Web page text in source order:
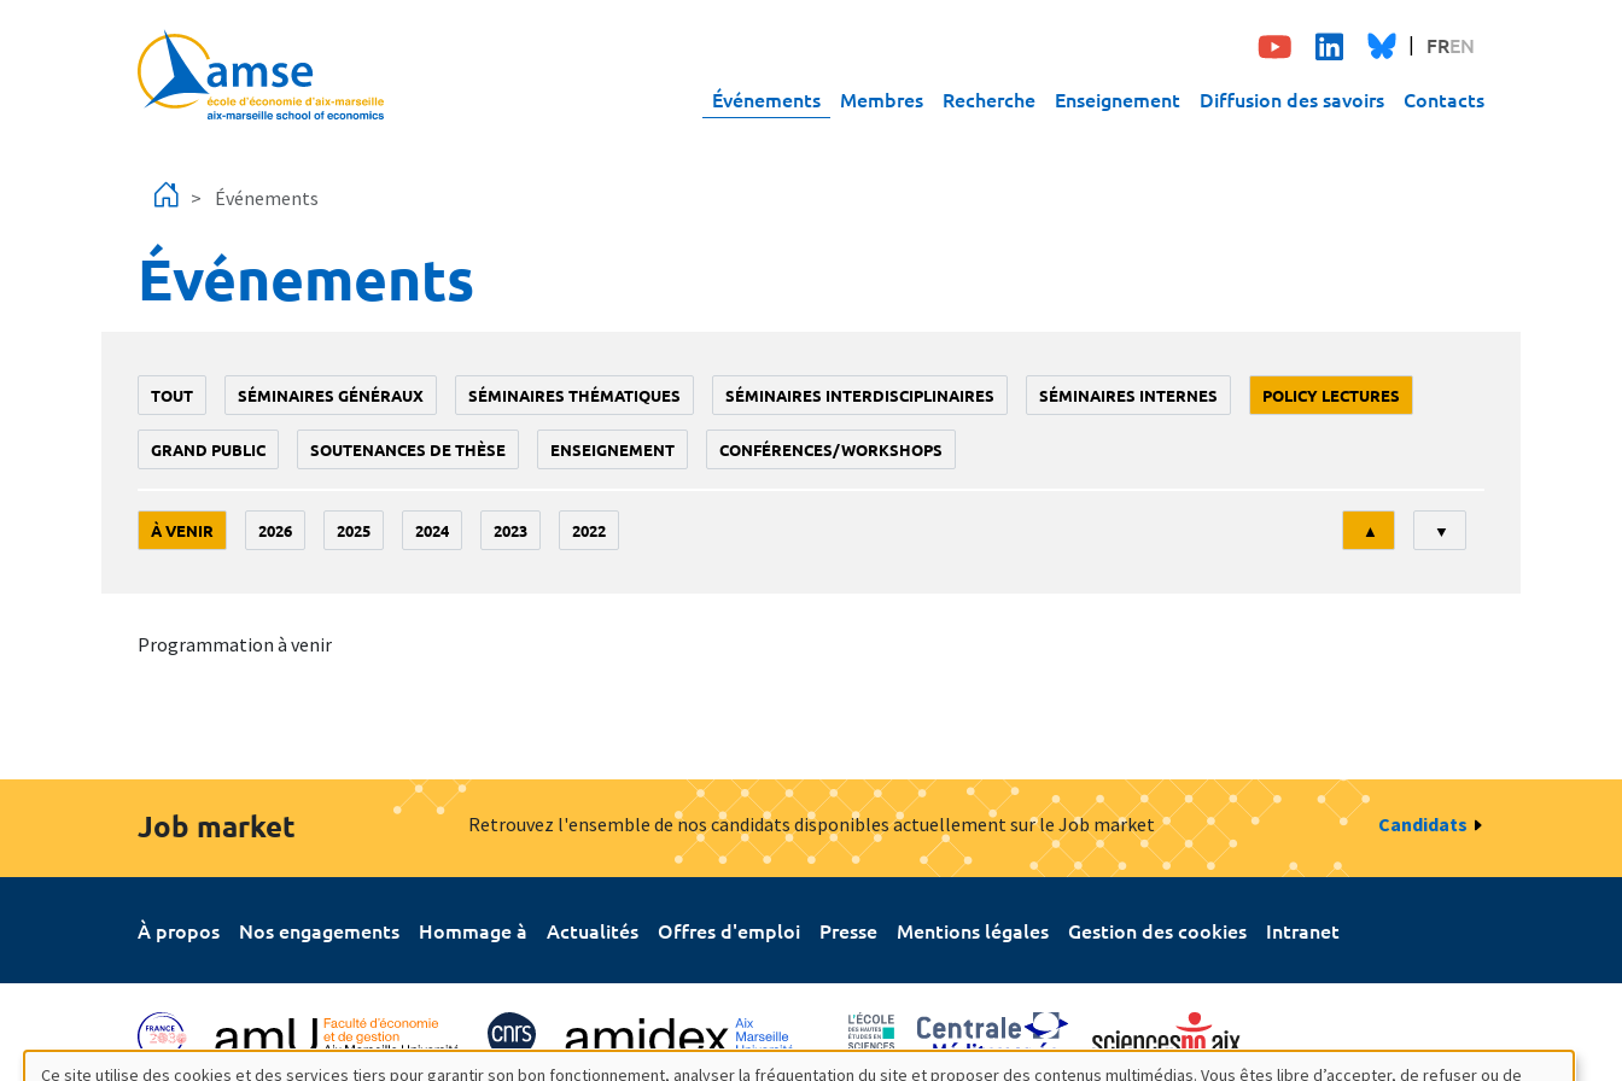
FREN
Événements Membres Recherche Enseignement Diffusion des savoirs Contacts
Événements
Événements
TOUT SÉMINAIRES GÉNÉRAUX SÉMINAIRES THÉMATIQUES SÉMINAIRES INTERDISCIPLINAIRES SÉMINAIRES INTERNES POLICY LECTURES
GRAND PUBLIC SOUTENANCES DE THÈSE ENSEIGNEMENT CONFÉRENCES/WORKSHOPS
À VENIR 2026 2025 2024 2023 2022
Tri
▲ ▼
Programmation à venir
Job market Retrouvez l'ensemble de nos candidats disponibles actuellement sur le Job market Candidats
À propos Nos engagements Hommage à Actualités Offres d'emploi Presse Mentions légales Gestion des cookies Intranet
Ce site utilise des cookies et des services tiers pour garantir son bon fonctionnement, analyser la fréquentation du site et proposer des contenus multimédias. Vous êtes libre d’accepter, de refuser ou de